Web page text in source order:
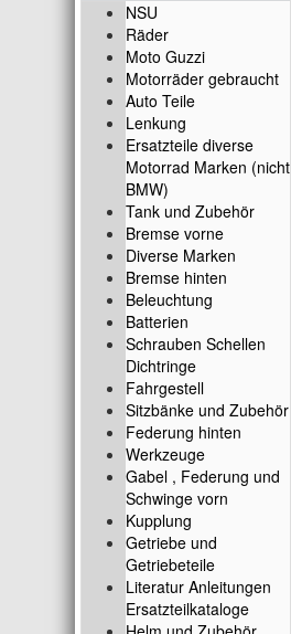
NSU
Räder
Moto Guzzi
Motorräder gebraucht
Auto Teile
Lenkung
Ersatzteile diverse
Motorrad Marken (nicht
BMW)
Tank und Zubehör
Bremse vorne
Diverse Marken
Bremse hinten
Beleuchtung
Batterien
Schrauben Schellen
Dichtringe
Fahrgestell
Sitzbänke und Zubehör
Federung hinten
Werkzeuge
Gabel , Federung und
Schwinge vorn
Kupplung
Getriebe und
Getriebeteile
Literatur Anleitungen
Ersatzteilkataloge